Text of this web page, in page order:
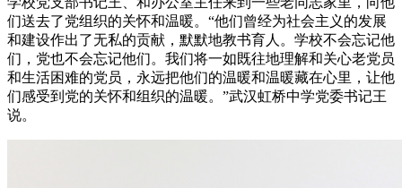
们送去了党组织的关怀和温暖。“他们曾经为社会主义的发展
和建设作出了无私的贡献，默默地教书育人。学校不会忘记他
们，党也不会忘记他们。我们将一如既往地理解和关心老党员
和生活困难的党员，永远把他们的温暖和温暖藏在心里，让他
们感受到党的关怀和组织的温暖。”武汉虹桥中学党委书记王
说。